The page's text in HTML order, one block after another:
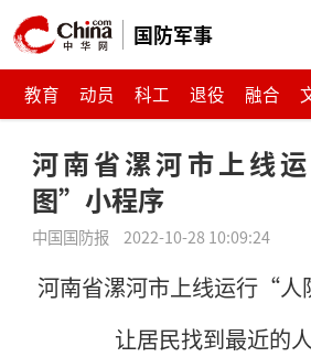
国防军事
教育 动员 科工 退役 融合
河南省漯河市上线
图”小程序
中国国防报 2022-10-28 10:09:24
河南省漯河市上线运行“
让居民找到最近的